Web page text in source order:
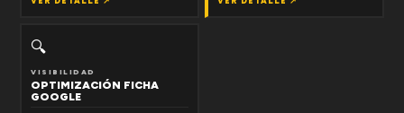
🔍
VISIBILIDAD
OPTIMIZACIÓN FICHA
GOOGLE